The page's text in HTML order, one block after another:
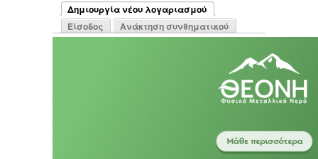
Πρωτεύουσες καρτέλες
Δημιουργία νέου λογαριασμού
(ενεργή καρτέλα)
Είσοδος Ανάκτηση συνθηματικού